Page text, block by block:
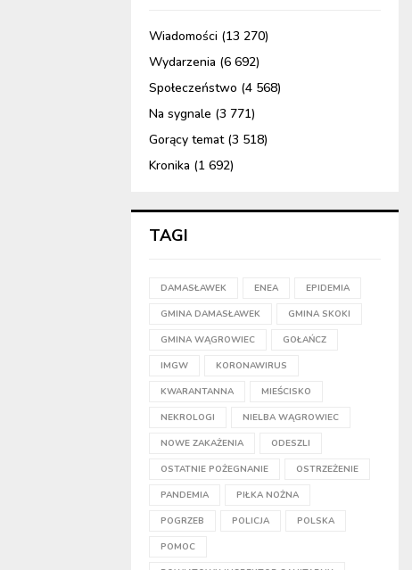
Wiadomości (13 270)
Wydarzenia (6 692)
Społeczeństwo (4 568)
Na sygnale (3 771)
Gorący temat(3 518)
Kronika (1 692)
TAGI
DAMASŁAWEK ENEA EPIDEMIA
GMINA DAMASŁAWEK GMINA SKOKI
GMINA WĄGROWIEC GOŁAŃCZ
IMGW KORONAWIRUS
KWARANTANNA MIEŚCISKO
NEKROLOGI NIELBA WĄGROWIEC
NOWE ZAKAŻENIA ODESZLI
OSTATNIE POŻEGNANIE OSTRZEŻENIE
PANDEMIA PIŁKA NOŻNA
POGRZEB POLICJA POLSKA
POMOC